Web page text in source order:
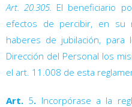
Art. 20.305. El beneficiario
efectos de percibir, en su
haberes de jubilación,
Dirección del Personal los
el art. 11.008 de esta
Art. 5. Incorpórase a la